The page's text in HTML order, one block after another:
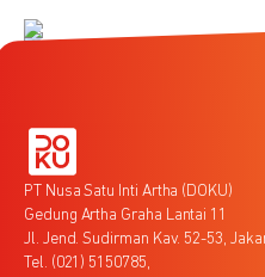
PT Nusa Satu Inti Artha (DOKU)
Gedung Artha Graha Lantai 11
Jl. Jend. Sudirman Kav. 52-53,
Tel. (021) 5150785,